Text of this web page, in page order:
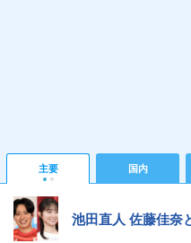
主要 国内
池田直人 佐藤佳奈